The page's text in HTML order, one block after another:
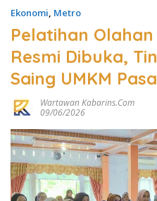
Ekonomi, Metro
Pelatihan
Resmi Dibuka,
Saing UMKM
Wartawan Kabarins.com
09/06/2026